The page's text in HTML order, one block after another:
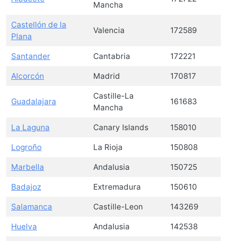
Mancha
Castellón de la
Plana
Valencia 172589
Santander Cantabria 172221
Alcorcón Madrid 170817
Guadalajara
Castille-La
Mancha
161683
La Laguna Canary Islands 158010
Logroño La Rioja 150808
Marbella Andalusia 150725
Badajoz Extremadura 150610
Salamanca Castille-Leon 143269
Huelva Andalusia 142538